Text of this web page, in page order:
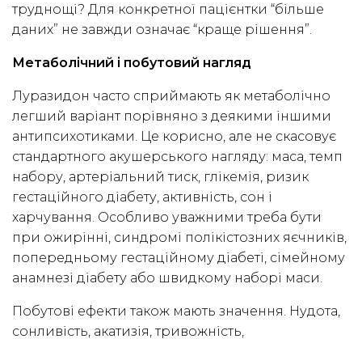
труднощі? Для конкретної пацієнтки “більше
даних” не завжди означає “краще рішення”.
Метаболічний і побутовий нагляд
Луразидон часто сприймають як метаболічно
легший варіант порівняно з деякими іншими
антипсихотиками. Це корисно, але не скасовує
стандартного акушерського нагляду: маса, темп
набору, артеріальний тиск, глікемія, ризик
гестаційного діабету, активність, сон і
харчування. Особливо уважними треба бути
при ожирінні, синдромі полікістозних яєчників,
попередньому гестаційному діабеті, сімейному
анамнезі діабету або швидкому наборі маси.
Побутові ефекти також мають значення. Нудота,
сонливість, акатизія, тривожність,